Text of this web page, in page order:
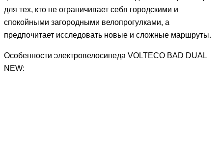
для тех, кто не ограничивает себя городскими и
спокойными загородными велопрогулками, а
предпочитает исследовать новые и сложные маршруты.
Особенности электровелосипеда VOLTECO BAD DUAL
NEW: